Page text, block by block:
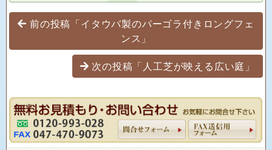
投稿ナビゲーション
前の投稿「イタウバ製のパーゴラ付きロングフェ
ンス」
次の投稿「人工芝が映える広い庭」